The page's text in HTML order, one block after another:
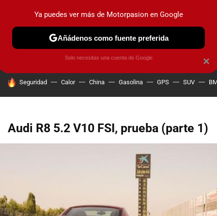
PRUEBAS COCHES ELÉCTRICOS OBSERVATORIO
HOY SE HABLA DE
Seguridad Calor China Gasolina GPS SUV
Audi R8 5.2 V10 FSI, prueba (parte 1)
×
Ya puedes ver más de Motorpasion en Google
Añádenos como fuente preferida
Solo necesitas una cuenta de Google